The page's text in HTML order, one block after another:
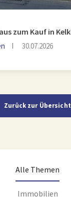
30.07.2026
Zurück zur Übersicht
Alle Themen
Immobilien